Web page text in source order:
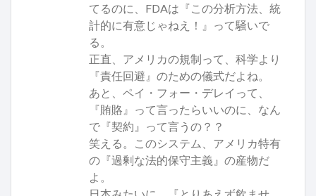
てるのに、FDAは『この分析方法、統
計的に有意じゃねえ！』って騒いで
る。
正直、アメリカの規制って、科学より
『責任回避』のための儀式だよね。
あと、ペイ・フォー・デレイって、
『賄賂』って言ったらいいのに、なん
で『契約』って言うの？？
笑える。このシステム、アメリカ特有
の『過剰な法的保守主義』の産物だ
よ。